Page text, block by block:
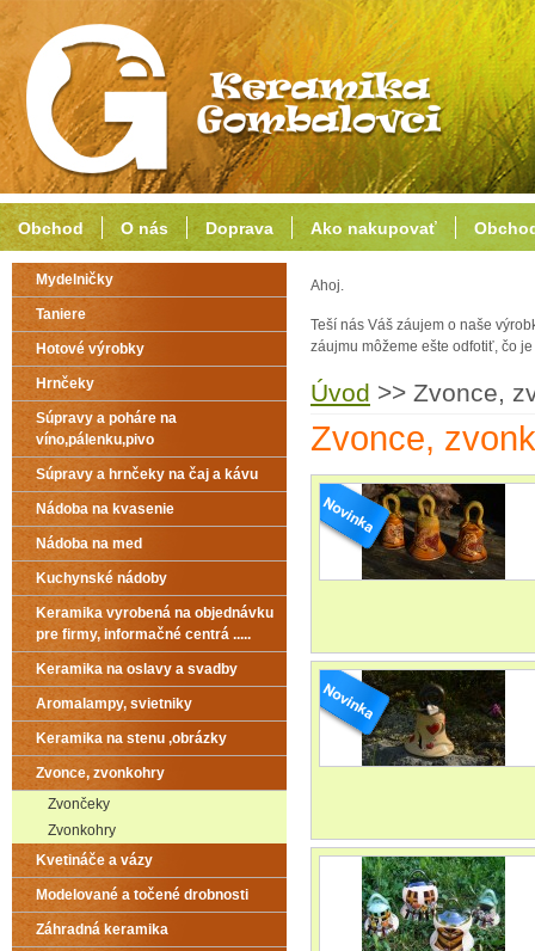
Ahoj.
Teší nás Váš záujem o naše
záujmu môžeme ešte odfotiť, čo
Úvod >> Zvonce,
Zvonce,
Mydelničky
Taniere
Hotové výrobky
Hrnčeky
Súpravy a poháre na
víno,pálenku,pivo
Súpravy a hrnčeky na čaj a kávu
Nádoba na kvasenie
Nádoba na med
Kuchynské nádoby
Keramika vyrobená na objednávku
pre firmy, informačné centrá .....
Keramika na oslavy a svadby
Aromalampy, svietniky
Keramika na stenu ,obrázky
Zvonce, zvonkohry
Zvončeky
Zvonkohry
Kvetináče a vázy
Modelované a točené drobnosti
Záhradná keramika
Obchod O nás Doprava Ako nakupovať